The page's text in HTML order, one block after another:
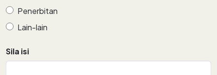
Penerbitan
Lain-lain
Sila isi